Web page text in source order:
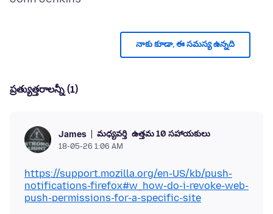
నాకు కూడా, ఈ సమస్య ఉన్నది
ప్రత్యుత్తరాలన్నీ (1)
James మధ్యవర్తి ఉత్తమ 10 సహాయకులు
18-05-26 1:06 AM
https://support.mozilla.org/en-US/kb/push-
notifications-firefox#w_how-do-i-revoke-web-
push-permissions-for-a-specific-site